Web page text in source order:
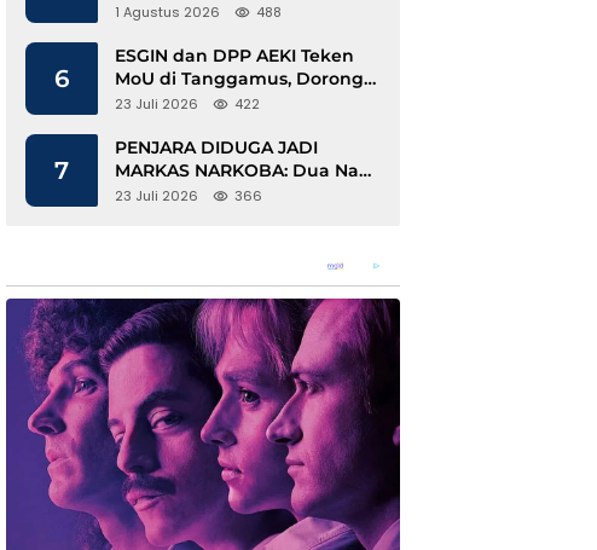
Hamili Anak di Bawah Umur
1 Agustus 2026 488
6
ESGIN dan DPP AEKI Teken
MoU di Tanggamus, Dorong
Ekonomi Hijau Berbasis Kopi
23 Juli 2026 422
7
PENJARA DIDUGA JADI
MARKAS NARKOBA: Dua Napi
Rajabasa Bebas Gunakan HP,
23 Juli 2026 366